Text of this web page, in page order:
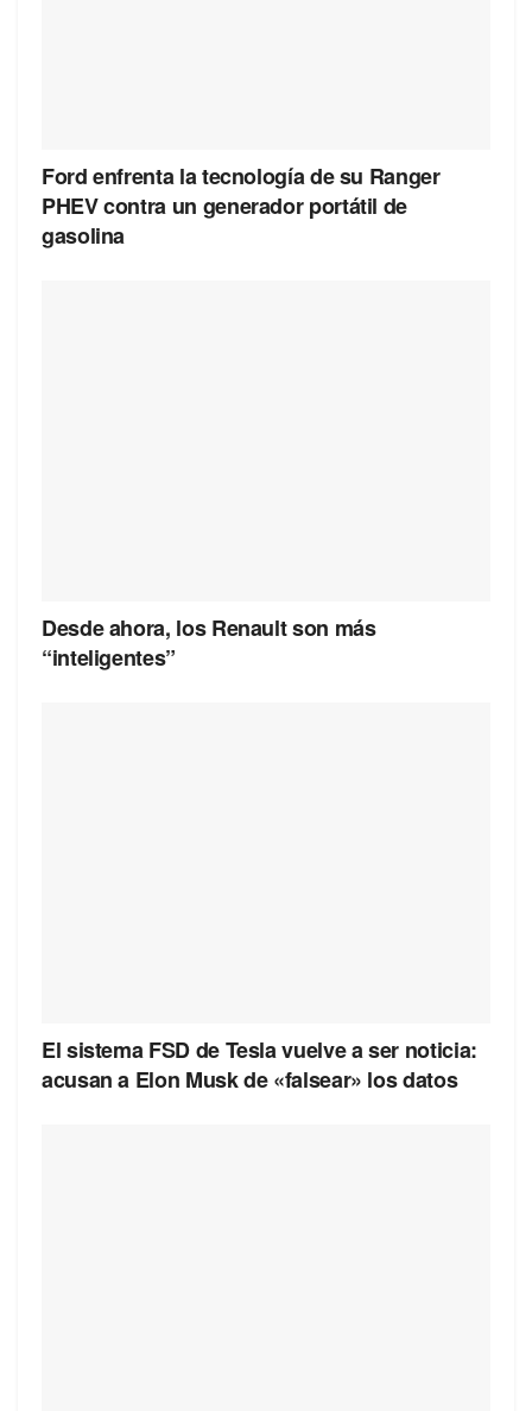
Ford enfrenta la tecnología de su Ranger
PHEV contra un generador portátil de
gasolina
Desde ahora, los Renault son más
“inteligentes”
El sistema FSD de Tesla vuelve a ser noticia:
acusan a Elon Musk de «falsear» los datos